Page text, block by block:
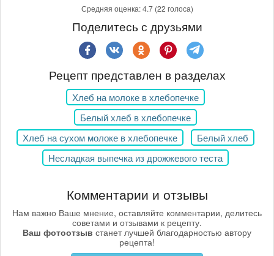
Средняя оценка:4.7 (22 голоса)
Поделитесь с друзьями
Рецепт представлен в разделах
Хлеб на молоке в хлебопечке
Белый хлеб в хлебопечке
Хлеб на сухом молоке в хлебопечке
Белый хлеб
Несладкая выпечка из дрожжевого теста
Комментарии и отзывы
Нам важно Ваше мнение, оставляйте комментарии, делитесь
советами и отзывами к рецепту.
Ваш фотоотзыв станет лучшей благодарностью автору
рецепта!